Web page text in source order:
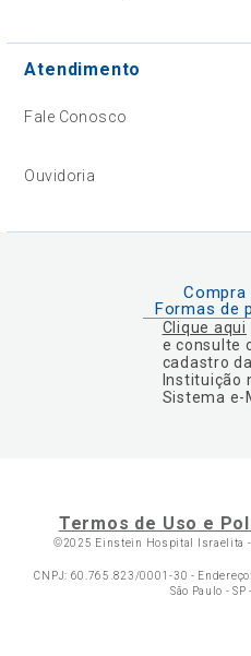
Atendimento
Fale Conosco
Ouvidoria
Compra
Formas de
Clique aqui
e consulte
cadastro da
Instituição
Sistema e-
Termos de Uso e
©2025 Einstein Hospital Israelita
CNPJ: 60.765.823/0001-30 -
São Paulo -